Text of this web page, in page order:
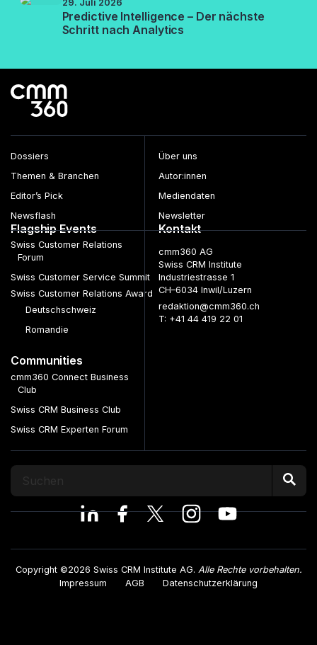
29. Juli 2026
Predictive Intelligence – Der nächste
Schritt nach Analytics
Dossiers
Themen & Branchen
Editor’s Pick
Newsflash
Über uns
Autor:innen
Mediendaten
Newsletter
Flagship Events
Swiss Customer Relations
Forum
Swiss Customer Service Summit
Swiss Customer Relations Award
Deutschschweiz
Romandie
Communities
cmm360 Connect Business
Club
Swiss CRM Business Club
Swiss CRM Experten Forum
Kontakt
cmm360 AG
Swiss CRM Institute
Industriestrasse 1
CH–6034 Inwil/Luzern
redaktion@cmm360.ch
T: +41 44 419 22 01
Copyright ©2026 Swiss CRM Institute AG. Alle Rechte vorbehalten.
Impressum
AGB Datenschutzerklärung